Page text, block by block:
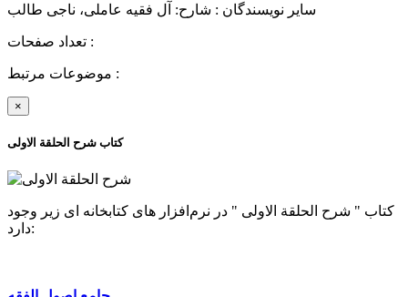
سایر نویسندگان : شارح: آل فقیه عاملی، ناجی طالب
تعداد صفحات :
موضوعات مرتبط :
×
کتاب شرح الحلقة الاولی
کتاب " شرح الحلقة الاولی " در نرم‌افزار های کتابخانه ای زیر وجود
دارد: